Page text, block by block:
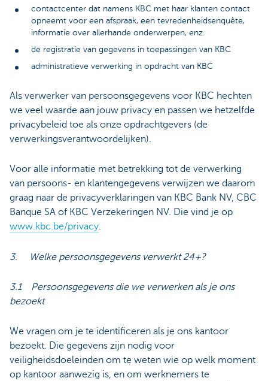
contactcenter dat namens KBC met haar klanten contact
opneemt voor een afspraak, een tevredenheidsenquête,
informatie over allerhande onderwerpen, enz.
de registratie van gegevens in toepassingen van KBC
administratieve verwerking in opdracht van KBC
Als verwerker van persoonsgegevens voor KBC hechten
we veel waarde aan jouw privacy en passen we hetzelfde
privacybeleid toe als onze opdrachtgevers (de
verwerkingsverantwoordelijken).
Voor alle informatie met betrekking tot de verwerking
van persoons- en klantengegevens verwijzen we daarom
graag naar de privacyverklaringen van KBC Bank NV, CBC
Banque SA of KBC Verzekeringen NV. Die vind je op
www.kbc.be/privacy.
3. Welke persoonsgegevens verwerkt 24+?
3.1 Persoonsgegevens die we verwerken als je ons
bezoekt
We vragen om je te identificeren als je ons kantoor
bezoekt. Die gegevens zijn nodig voor
veiligheidsdoeleinden om te weten wie op welk moment
op kantoor aanwezig is, en om werknemers te